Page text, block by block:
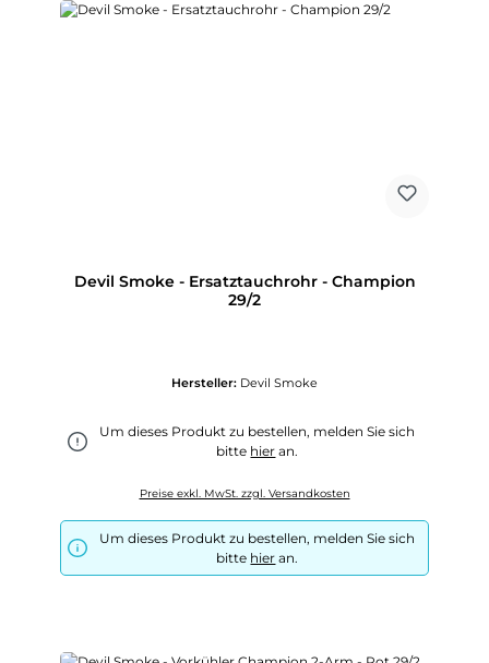
Devil Smoke - Ersatztauchrohr - Champion
29/2
Hersteller: Devil Smoke
Um dieses Produkt zu bestellen, melden Sie sich
bitte hier an.
Preise exkl. MwSt. zzgl. Versandkosten
Um dieses Produkt zu bestellen, melden Sie sich
bitte hier an.